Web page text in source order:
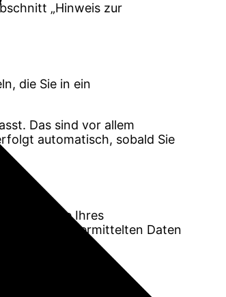
„Hinweis zur
die Sie in ein
Das sind vor allem
automatisch, sobald Sie
Analyse Ihres
die übermittelten Daten